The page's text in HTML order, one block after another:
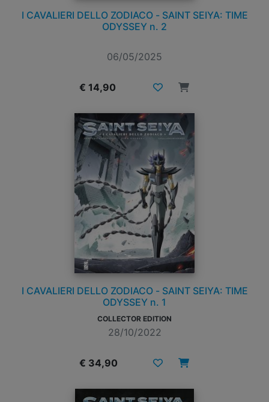
I CAVALIERI DELLO ZODIACO - SAINT SEIYA: TIME
ODYSSEY n. 2
06/05/2025
€ 14,90
I CAVALIERI DELLO ZODIACO - SAINT SEIYA: TIME
ODYSSEY n. 1
COLLECTOR EDITION
28/10/2022
€ 34,90